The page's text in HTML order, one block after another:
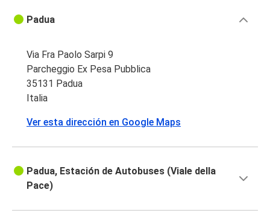
Padua
Via Fra Paolo Sarpi 9
Parcheggio Ex Pesa Pubblica
35131 Padua
Italia
Ver esta dirección en Google Maps
Padua, Estación de Autobuses (Viale della
Pace)